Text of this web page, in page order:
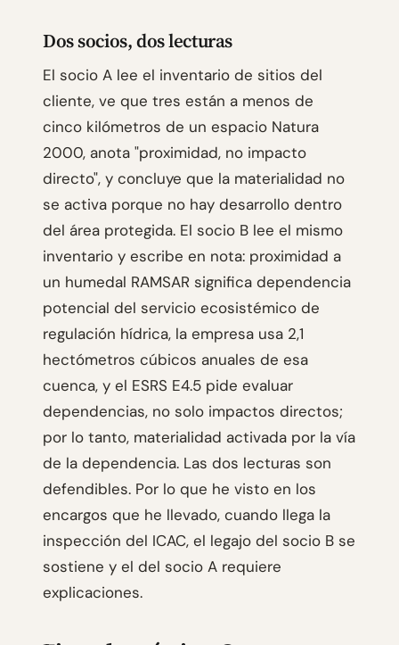
Dos socios, dos lecturas
El socio A lee el inventario de sitios del
cliente, ve que tres están a menos de
cinco kilómetros de un espacio Natura
2000, anota "proximidad, no impacto
directo", y concluye que la materialidad no
se activa porque no hay desarrollo dentro
del área protegida. El socio B lee el mismo
inventario y escribe en nota: proximidad a
un humedal RAMSAR significa dependencia
potencial del servicio ecosistémico de
regulación hídrica, la empresa usa 2,1
hectómetros cúbicos anuales de esa
cuenca, y el ESRS E4.5 pide evaluar
dependencias, no solo impactos directos;
por lo tanto, materialidad activada por la vía
de la dependencia. Las dos lecturas son
defendibles. Por lo que he visto en los
encargos que he llevado, cuando llega la
inspección del ICAC, el legajo del socio B se
sostiene y el del socio A requiere
explicaciones.